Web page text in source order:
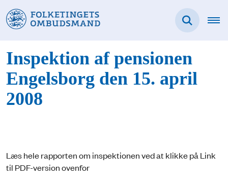
Inspektion af pensionen
Engelsborg den 15. april
2008
Læs hele rapporten om inspektionen ved at klikke på Link
til PDF-version ovenfor